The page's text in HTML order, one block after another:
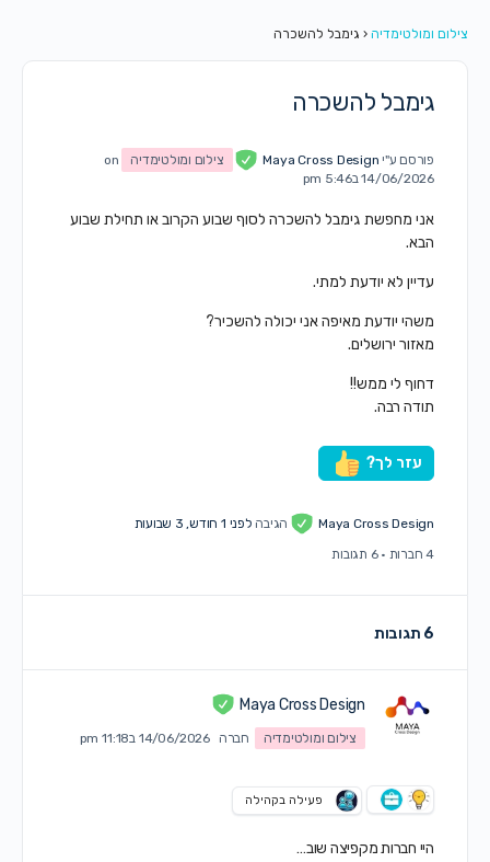
צילום ומולטימדיה ‹ גימבל להשכרה
גימבל להשכרה
פורסם ע"יMaya Cross Design צילום ומולטימדיה
on
14/06/2026 ב5:46 pm
אני מחפשת גימבל להשכרה לסוף שבוע הקרוב או תחילת שבוע
הבא.
עדיין לא יודעת למתי.
משהי יודעת מאיפה אני יכולה להשכיר?
מאזור ירושלים.
דחוף לי ממש!!
תודה רבה.
עזר לך?
Maya Cross Design הגיבהלפני 1 חודש, 3 שבועות
4 חברות
· 6 תגובות
6 תגובות
Maya Cross Design
צילום ומולטימדיה חברה 14/06/2026 ב11:18 pm
פעילה בקהילה
היי חברות מקפיצה שוב…